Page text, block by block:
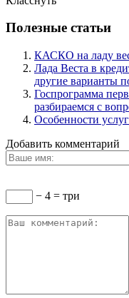
Полезные статьи
КАСКО на ладу
Лада Веста в
другие варианты
Госпрограмма
разбираемся с
Особенности
Добавить комментарий
− 4 = три